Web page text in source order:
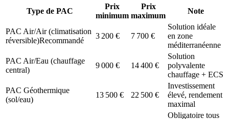
Type de PAC
Prix
minimum
Prix
maximum
Note
PAC Air/Air (climatisation
réversible)Recommandé
3 200 € 7 700 €
Solution idéale
en zone
méditerranéenne
PAC Air/Eau (chauffage
central)
9 000 € 14 400 €
Solution
polyvalente
chauffage + ECS
PAC Géothermique
(sol/eau)
13 500 € 22 500 €
Investissement
élevé, rendement
maximal
Obligatoire tous